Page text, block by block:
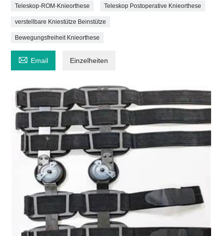
Teleskop-ROM-Knieorthese Teleskop Postoperative Knieorthese
verstellbare Kniestütze Beinstütze
Bewegungsfreiheit Knieorthese
 Email Einzelheiten